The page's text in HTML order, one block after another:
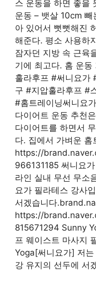
스 운동을 하면 좋을
운동 – 뱃살 10cm
아 있어서 뻣뻣해진
해준다. 평소 사용하
잠자던 지방 속 근육
기에 최고다. 홈 운
훌라후프 #써니요가
구 #지압훌라후프 #
#홈트레이닝써니요
다이어트 운동 추천
다이어트를 하면서
다. 집에서 가벼운 홈
https://
966131185 써니요
라인 실내 무선 무소
요가 필라테스 강사
서겠습니다
https://
815671294 Sunny
프 웨이스트 마사지
Yoga[써니요가] 저
강 유지의 선두에 서